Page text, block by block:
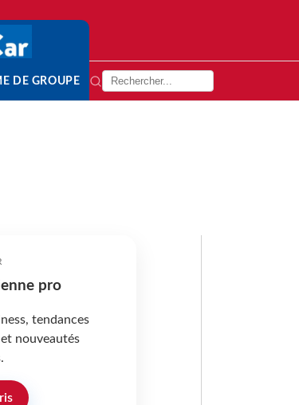
DE GROUPE
pro
tendances
nouveautés